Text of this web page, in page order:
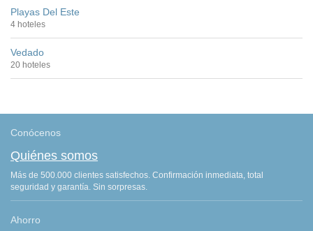
Playas Del Este
4 hoteles
Vedado
20 hoteles
Conócenos
Quiénes somos
Más de 500.000 clientes satisfechos. Confirmación inmediata, total
seguridad y garantía. Sin sorpresas.
Ahorro